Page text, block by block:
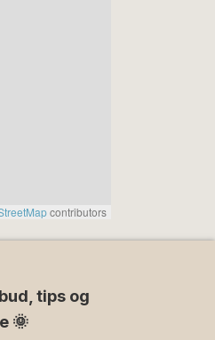
contributors
tips og
🌞